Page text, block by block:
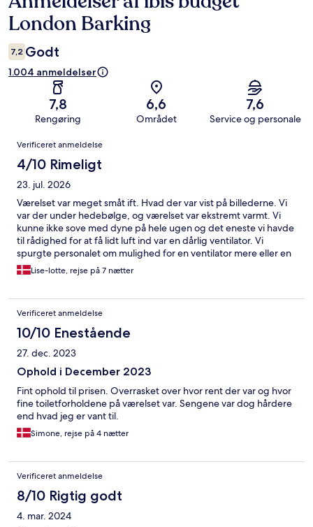
London Barking
7,2 Godt
1.004 anmeldelser
7,8
Rengøring
6,6
Området
7,6
Service og personale
Anmeldelser
Verificeret anmeldelse
4/10 Rimeligt
23. jul. 2026
Værelset var meget småt ift. Hvad der var vist på billederne. Vi
var der under hedebølge, og værelset var ekstremt varmt. Vi
kunne ikke sove med dyne på hele ugen og det eneste vi havde
til rådighed for at få lidt luft ind var en dårlig ventilator. Vi
spurgte personalet om mulighed for en ventilator mere eller en
der var bedre, men ingen af delene kunne de hjælpe med.
Morgenmaden var i og for sig ok, men frugten var ikke særlig
former for udluftning.
Lise-lotte, rejse på 7 nætter
Verificeret anmeldelse
10/10 Enestående
27. dec. 2023
Ophold i December 2023
Fint ophold til prisen. Overrasket over hvor rent der var og hvor
fine toiletforholdene på værelset var. Sengene var dog hårdere
end hvad jeg er vant til.
Simone, rejse på 4 nætter
Verificeret anmeldelse
8/10 Rigtig godt
4. mar. 2024